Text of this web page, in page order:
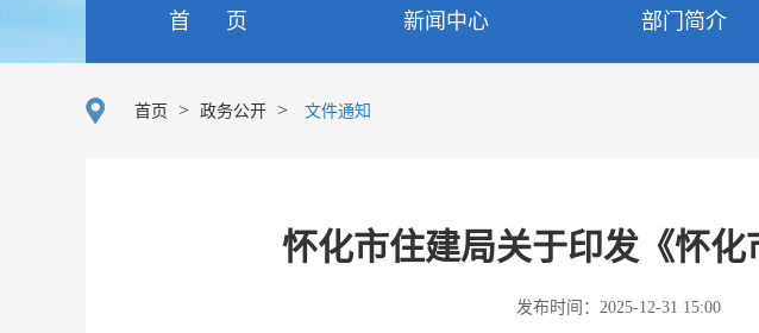
首 页 新闻中心 部门简介
首页 > 政务公开 > 文件通知
怀化市住建局关于印发《怀
发布时间：2025-12-31 15:00